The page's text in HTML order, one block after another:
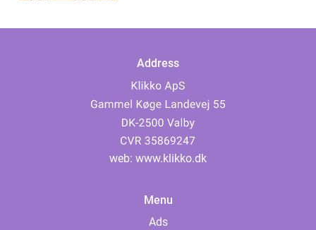
Address
web: www.klikko.dk
Menu
Ads